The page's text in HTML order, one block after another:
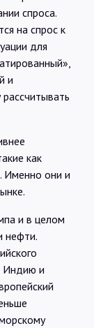
спроса.
на спрос к
для
и
как
Именно они и
и в целом
нефти.
Индию и